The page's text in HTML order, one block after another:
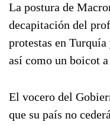
La postura de
decapitación del
protestas en
así como un boicot
El vocero del
que su país no